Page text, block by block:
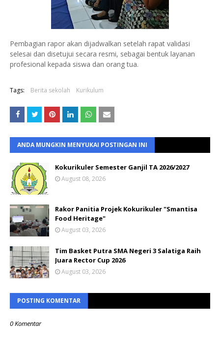
Pembagian rapor akan dijadwalkan setelah rapat validasi
selesai dan disetujui secara resmi, sebagai bentuk layanan
profesional kepada siswa dan orang tua.
Tags: Berita sekolah Kurikulum
ANDA MUNGKIN MENYUKAI POSTINGAN INI
Kokurikuler Semester Ganjil TA 2026/2027
August 08, 2026
Rakor Panitia Projek Kokurikuler "Smantisa
Food Heritage"
August 03, 2026
Tim Basket Putra SMA Negeri 3 Salatiga Raih
Juara Rector Cup 2026
August 03, 2026
POSTING KOMENTAR
0 Komentar